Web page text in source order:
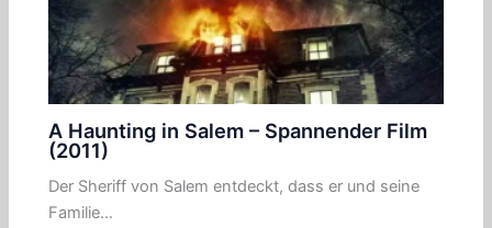
A Haunting in Salem – Spannender Film
(2011)
Der Sheriff von Salem entdeckt, dass er und seine
Familie…